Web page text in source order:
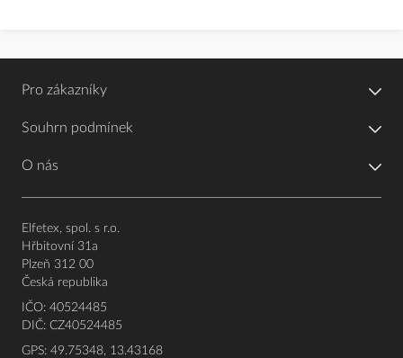
Pro zákazníky
Souhrn podmínek
O nás
Elfetex, spol. s r.o.
Hřbitovní 31a
Plzeň 312 00
Česká republika
IČO: 40524485
DIČ: CZ40524485
GPS: 49.75348, 13.43168